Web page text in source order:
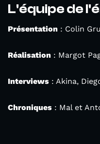
L'équipe de
Présentation : Colin
Réalisation : Margot
Interviews : Akina,
Chroniques : Mal et